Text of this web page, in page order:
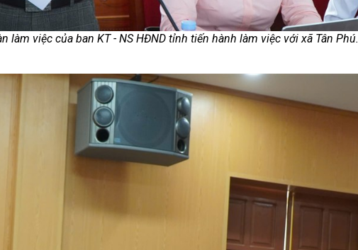
làm việc của ban KT - NS HĐND tỉnh tiến hành làm việc với xã Tân Phú.